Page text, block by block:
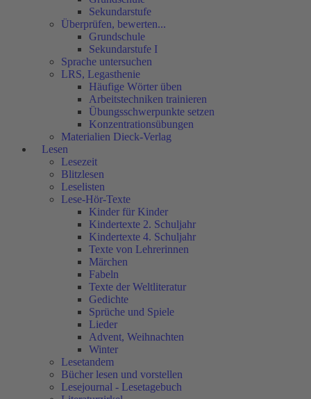
Sekundarstufe
Überprüfen, bewerten...
Grundschule
Sekundarstufe I
Sprache untersuchen
LRS, Legasthenie
Häufige Wörter üben
Arbeitstechniken trainieren
Übungsschwerpunkte setzen
Konzentrationsübungen
Materialien Dieck-Verlag
Lesen
Lesezeit
Blitzlesen
Leselisten
Lese-Hör-Texte
Kinder für Kinder
Kindertexte 2. Schuljahr
Kindertexte 4. Schuljahr
Texte von Lehrerinnen
Märchen
Fabeln
Texte der Weltliteratur
Gedichte
Sprüche und Spiele
Lieder
Advent, Weihnachten
Winter
Lesetandem
Bücher lesen und vorstellen
Lesejournal - Lesetagebuch